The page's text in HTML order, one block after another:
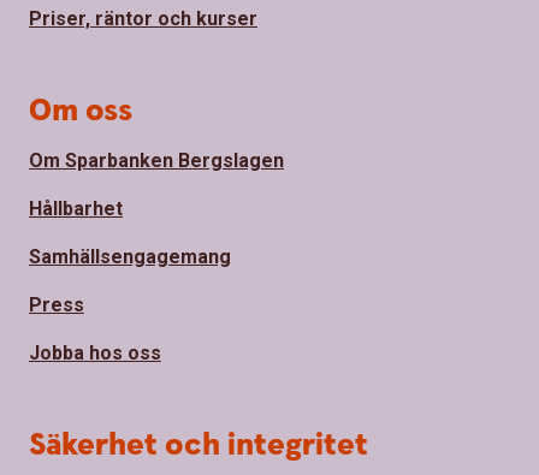
Priser, räntor och kurser
Om oss
Om Sparbanken Bergslagen
Hållbarhet
Samhällsengagemang
Press
Jobba hos oss
Säkerhet och integritet